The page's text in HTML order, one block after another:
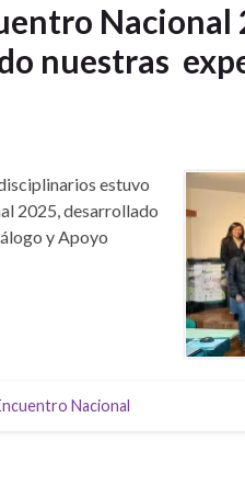
Nacional
nuestras
estuvo
2025, desarrollado
y Apoyo
Nacional